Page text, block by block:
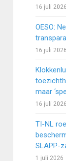
16 juli 2026
OESO:
16 juli 2026
maar
16 juli 2026
TI-NL
SLAPP-
1 juli 2026